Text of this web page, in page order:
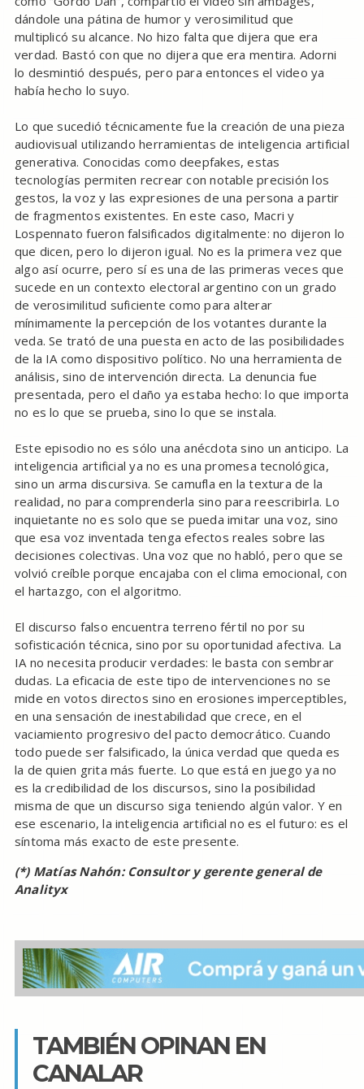
dándole una pátina de humor y verosimilitud que
multiplicó su alcance. No hizo falta que dijera que era
verdad. Bastó con que no dijera que era mentira. Adorni
lo desmintió después, pero para entonces el video ya
había hecho lo suyo.
Lo que sucedió técnicamente fue la creación de una pieza
audiovisual utilizando herramientas de inteligencia artificial
generativa. Conocidas como deepfakes, estas
tecnologías permiten recrear con notable precisión los
gestos, la voz y las expresiones de una persona a partir
de fragmentos existentes. En este caso, Macri y
Lospennato fueron falsificados digitalmente: no dijeron lo
que dicen, pero lo dijeron igual. No es la primera vez que
algo así ocurre, pero sí es una de las primeras veces que
sucede en un contexto electoral argentino con un grado
de verosimilitud suficiente como para alterar
mínimamente la percepción de los votantes durante la
veda. Se trató de una puesta en acto de las posibilidades
de la IA como dispositivo político. No una herramienta de
análisis, sino de intervención directa. La denuncia fue
presentada, pero el daño ya estaba hecho: lo que importa
no es lo que se prueba, sino lo que se instala.
Este episodio no es sólo una anécdota sino un anticipo. La
inteligencia artificial ya no es una promesa tecnológica,
sino un arma discursiva. Se camufla en la textura de la
realidad, no para comprenderla sino para reescribirla. Lo
inquietante no es solo que se pueda imitar una voz, sino
que esa voz inventada tenga efectos reales sobre las
decisiones colectivas. Una voz que no habló, pero que se
volvió creíble porque encajaba con el clima emocional, con
el hartazgo, con el algoritmo.
El discurso falso encuentra terreno fértil no por su
sofisticación técnica, sino por su oportunidad afectiva. La
IA no necesita producir verdades: le basta con sembrar
dudas. La eficacia de este tipo de intervenciones no se
mide en votos directos sino en erosiones imperceptibles,
en una sensación de inestabilidad que crece, en el
vaciamiento progresivo del pacto democrático. Cuando
todo puede ser falsificado, la única verdad que queda es
la de quien grita más fuerte. Lo que está en juego ya no
es la credibilidad de los discursos, sino la posibilidad
misma de que un discurso siga teniendo algún valor. Y en
ese escenario, la inteligencia artificial no es el futuro: es el
síntoma más exacto de este presente.
(*) Matías Nahón: Consultor y gerente general de
Analityx
TAMBIÉN OPINAN EN
CANALAR